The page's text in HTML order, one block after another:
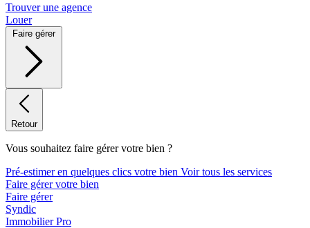
Trouver une agence
Louer
Faire gérer
Retour
Vous souhaitez faire gérer votre bien ?
Pré-estimer en quelques clics votre bien Voir tous les services
Faire gérer votre bien
Faire gérer
Syndic
Immobilier Pro